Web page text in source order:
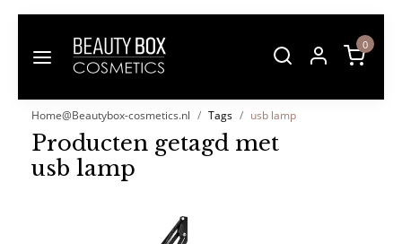
0
Home@Beautybox-cosmetics.nl Tags usb lamp
Producten getagd met
usb lamp